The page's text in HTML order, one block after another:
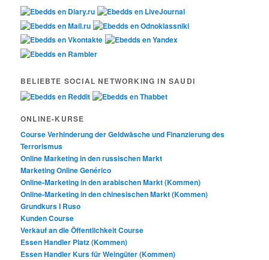
BELIEBTE SOCIAL NETWORKING IN SAUDI
ONLINE-KURSE
Course Verhinderung der Geldwäsche und Finanzierung des
Terrorismus
Online Marketing in den russischen Markt
Marketing Online Genérico
Online-Marketing in den arabischen Markt (Kommen)
Online-Marketing in den chinesischen Markt (Kommen)
Grundkurs I Ruso
Kunden Course
Verkauf an die Öffentlichkeit Course
Essen Handler Platz (Kommen)
Essen Handler Kurs für Weingüter (Kommen)